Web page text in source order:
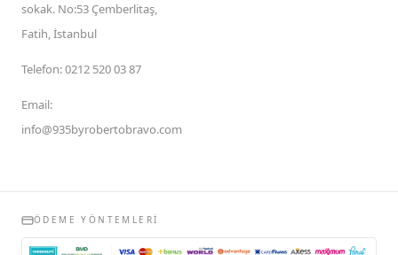
sokak. No:53 Çemberlitaş,
Fatih, İstanbul
Telefon:0212 520 03 87
Email:
info@935byrobertobravo.com
ÖDEME YÖNTEMLERI